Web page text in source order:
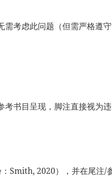
考虑此问题（但需严格遵
考书目呈现，脚注直接视为违
Smith, 2020），并在尾注/